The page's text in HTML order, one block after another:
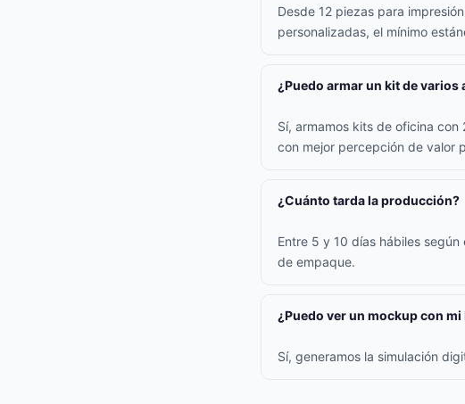
Desde 12 piezas para
personalizadas, el mínimo
¿Puedo armar un kit de varios
Sí, armamos kits de oficina
con mejor percepción de valor
¿Cuánto tarda la producción?
Entre 5 y 10 días hábiles
de empaque.
¿Puedo ver un mockup con
Sí, generamos la simulación